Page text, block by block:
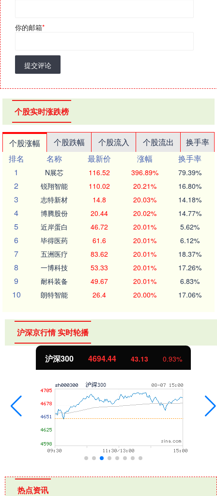
你的邮箱*
提交评论
个股实时涨跌榜
个股涨幅 个股跌幅 个股流入 个股流出
换手率
排名
名称 最新价 涨幅
换手率
1
N展芯 116.52 396.89% 79.39%
2 锐翔智能 110.02 20.21% 16.80%
3 志特新材 14.8 20.03% 14.18%
4 博腾股份 20.44 20.02% 14.77%
5 近岸蛋白 46.72 20.01% 5.62%
6 毕得医药 61.6 20.01% 6.12%
7 五洲医疗 83.62 20.01% 18.37%
8 一博科技 53.33 20.01% 17.26%
9 耐科装备 49.67 20.01% 6.83%
10 朗特智能 26.4 20.00% 17.06%
沪深京行情 实时轮播
北证50 1134.24 11.37 1.01%
热点资讯